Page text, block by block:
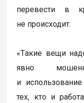
перевести в
не происходит.
«Тaкие вещи
явно
и
тех, кто и